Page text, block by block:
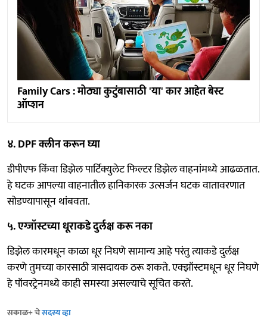
Family Cars : मोठ्या कुटुंबासाठी 'या' कार आहेत बेस्ट
ऑप्शन
४. DPF क्लीन करून घ्या
डीपीएफ किंवा डिझेल पार्टिक्युलेट फिल्टर डिझेल वाहनांमध्ये आढळतात.
हे घटक आपल्या वाहनातील हानिकारक उत्सर्जन घटक वातावरणात
सोडण्यापासून थांबवता.
५. एग्जॉस्टच्या धूराकडे दुर्लक्ष करू नका
डिझेल कारमधून काळा धूर निघणे सामान्य आहे परंतु त्याकडे दुर्लक्ष
करणे तुमच्या कारसाठी त्रासदायक ठरू शकते. एक्झॉस्टमधून धूर निघणे
हे पॉवरट्रेनमध्ये काही समस्या असल्याचे सूचित करते.
सकाळ+ चेसदस्य व्हा